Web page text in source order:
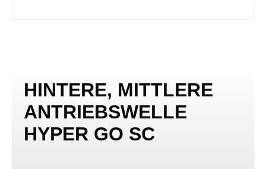
HINTERE, MITTLERE
ANTRIEBSWELLE
HYPER GO SC